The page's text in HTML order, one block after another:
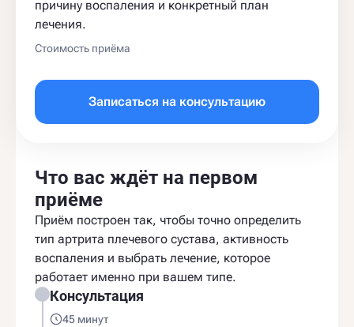
причину воспаления и конкретный план
лечения.
Стоимость приёма
Записаться на консультацию
Что вас ждёт на первом
приёме
Приём построен так, чтобы точно определить
тип артрита плечевого сустава, активность
воспаления и выбрать лечение, которое
работает именно при вашем типе.
Консультация
45 минут